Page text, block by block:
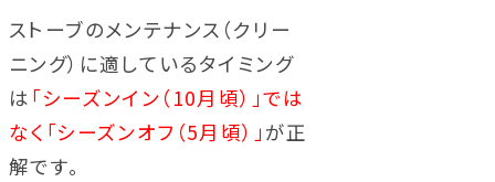
ストーブのメンテナンス（クリー
ニング）に適しているタイミング
は 「シーズンイン（10月頃）」では
なく「シーズンオフ（5月頃）」 が正
解です。